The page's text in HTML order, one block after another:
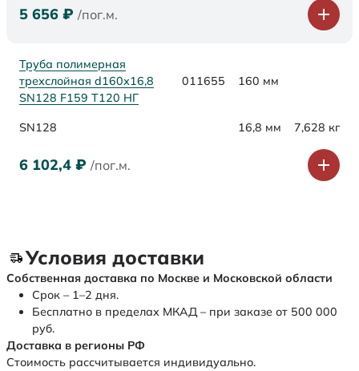
5 656 ₽ /пог.м.
Труба полимерная
трехслойная d160х16,8
SN128 F159 Т120 НГ
011655 160 мм
SN128 16,8 мм 7,628 кг
6 102,4 ₽ /пог.м.
Условия доставки
Собственная доставка по Москве и Московской области
Срок – 1–2 дня.
Бесплатно в пределах МКАД – при заказе от 500 000
руб.
Доставка в регионы РФ
Стоимость рассчитывается индивидуально.